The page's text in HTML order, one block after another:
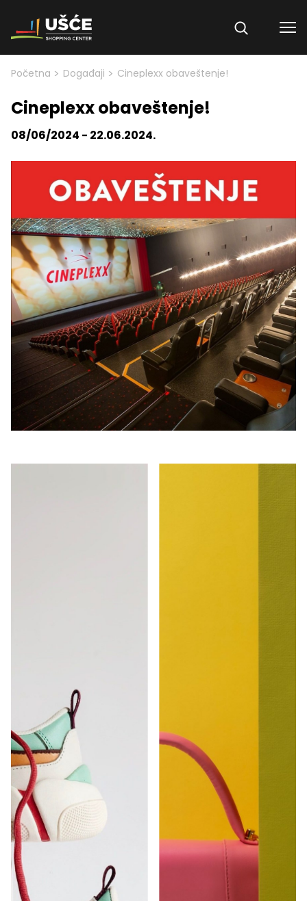
Skip to content
Početna > Događaji > Cineplexx obaveštenje!
Cineplexx obaveštenje!
08/06/2024 - 22.06.2024.